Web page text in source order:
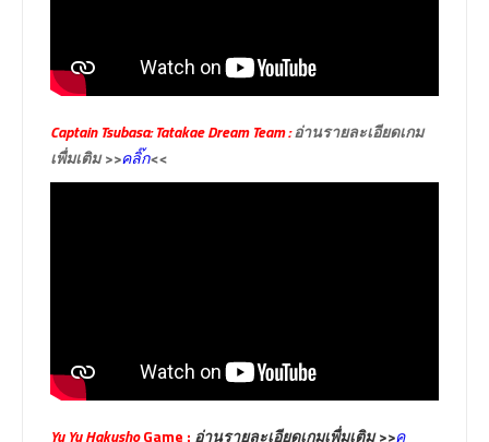
Captain Tsubasa: Tatakae Dream Team :อ่านรายละเอียดเกม
เพื่มเติม >>คลิ๊ก<<
Yu Yu HakushoGame : อ่านรายละเอียดเกมเพื่มเติม >>ค